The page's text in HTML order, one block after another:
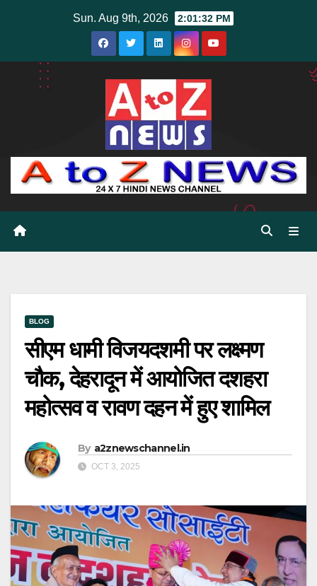
Sun. Aug 9th, 2026 2:01:33 PM
BLOG
सीएम धामी विजयदशमी पर लक्ष्मण
चौक, देहरादून में आयोजित दशहरा
महोत्सव व रावण दहन में हुए शामिल
By a2znewschannel.in
OCT 3, 2025